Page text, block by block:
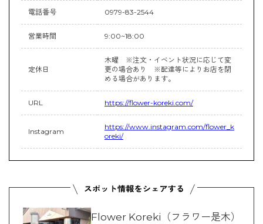
電話番号 0979-83-2544
営業時間 9:00~18:00
定休日
木曜 ※注文・イベント状況に応じて変
更の場合あり ※配達等によりお店を閉
める場合があります。
URL https://flower-koreki.com/
Instagram
https://www.instagram.com/flower_k
oreki/
Flower Koreki（フラワー是木）